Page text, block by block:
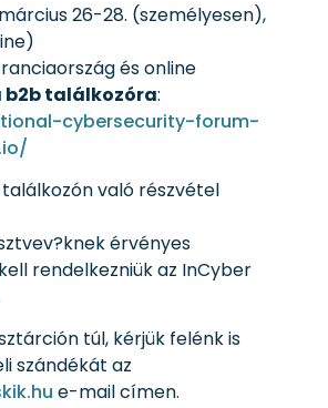
26-28. (személyesen),
és online
b2b találkozóra:
cybersecurity-forum-
való részvétel
érvényes
rendelkezniük az InCyber
túl, kérjük felénk is
szándékát az
e-mail címen.